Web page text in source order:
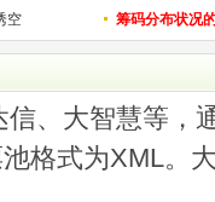
称选股法宝！
空 筹码分布状况
、大智慧等，
格式为XML。